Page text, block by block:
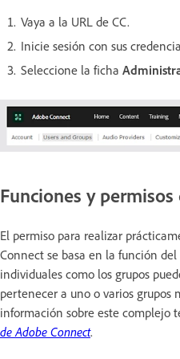
Vaya a la URL de CC.
Inicie sesión con sus
Seleccione la ficha
Funciones y
El permiso para realizar
Connect se basa en la función
individuales como los grupos
pertenecer a uno o varios grupos
información sobre este complejo
de Adobe Connect.